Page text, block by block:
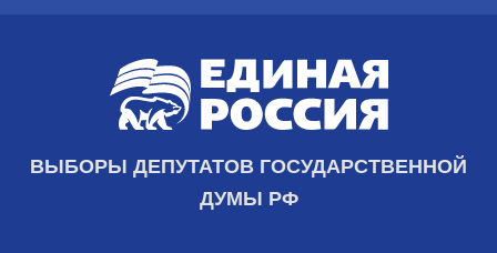
ВЫБОРЫ ДЕПУТАТОВ ГОСУДАРСТВЕННОЙ
ДУМЫ РФ